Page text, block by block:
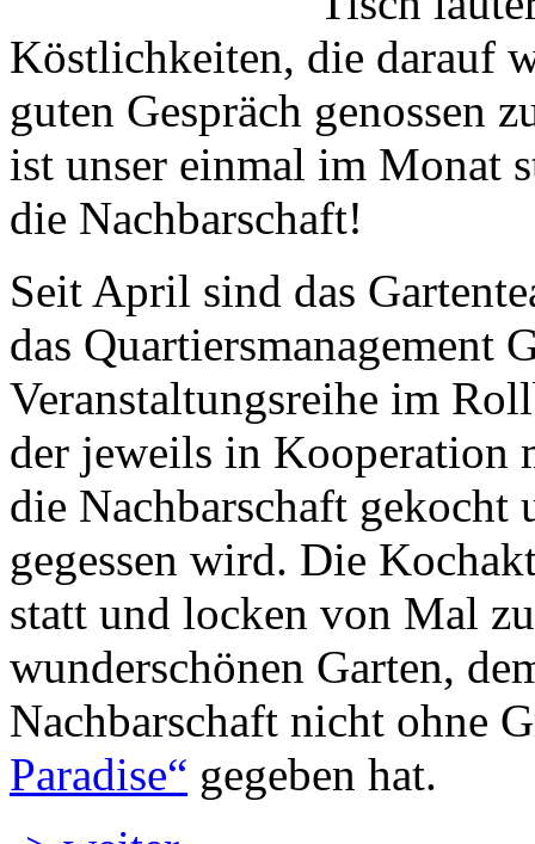
Köstlichkeiten, die darauf
guten Gespräch genossen
ist unser einmal im Monat
die Nachbarschaft!
Seit April sind das
das Quartiersmanagement
Veranstaltungsreihe im
der jeweils in Kooperation
die Nachbarschaft gekocht
gegessen wird. Die
statt und locken von Mal
wunderschönen Garten,
Nachbarschaft nicht ohne
Paradise“ gegeben hat.